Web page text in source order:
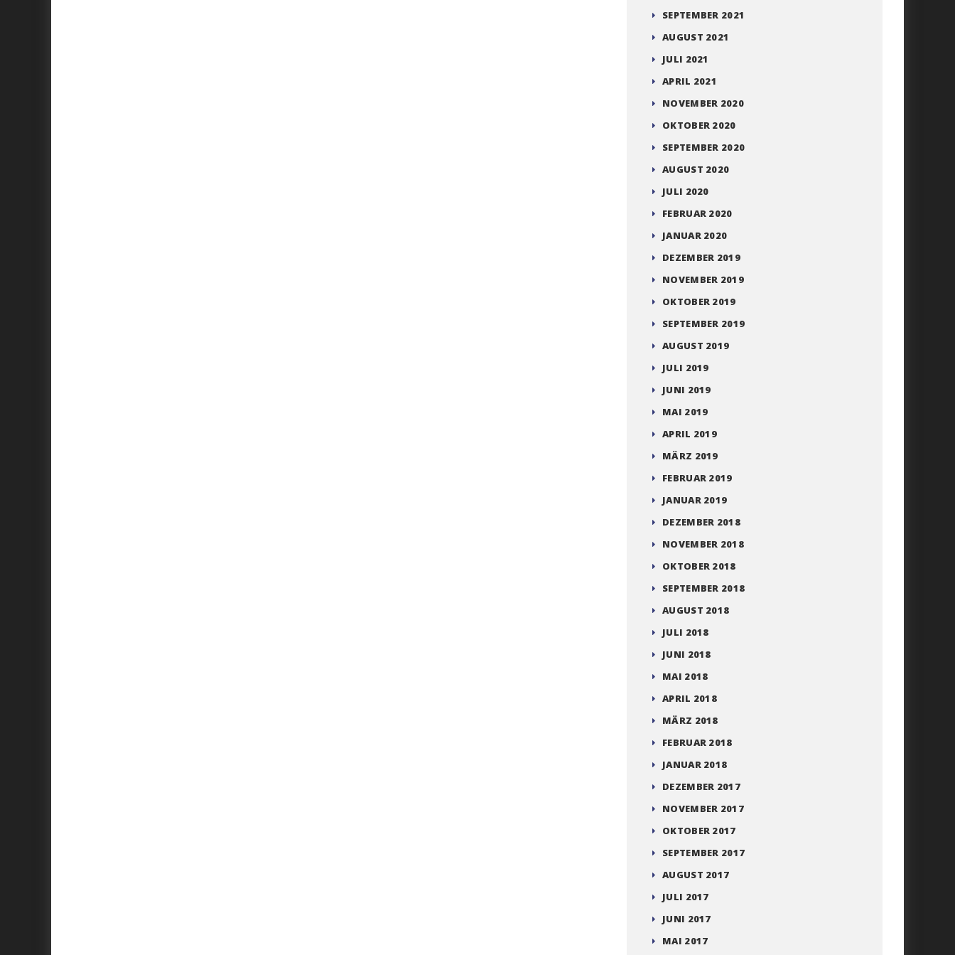
SEPTEMBER 2021
AUGUST 2021
JULI 2021
APRIL 2021
NOVEMBER 2020
OKTOBER 2020
SEPTEMBER 2020
AUGUST 2020
JULI 2020
FEBRUAR 2020
JANUAR 2020
DEZEMBER 2019
NOVEMBER 2019
OKTOBER 2019
SEPTEMBER 2019
AUGUST 2019
JULI 2019
JUNI 2019
MAI 2019
APRIL 2019
MÄRZ 2019
FEBRUAR 2019
JANUAR 2019
DEZEMBER 2018
NOVEMBER 2018
OKTOBER 2018
SEPTEMBER 2018
AUGUST 2018
JULI 2018
JUNI 2018
MAI 2018
APRIL 2018
MÄRZ 2018
FEBRUAR 2018
JANUAR 2018
DEZEMBER 2017
NOVEMBER 2017
OKTOBER 2017
SEPTEMBER 2017
AUGUST 2017
JULI 2017
JUNI 2017
MAI 2017